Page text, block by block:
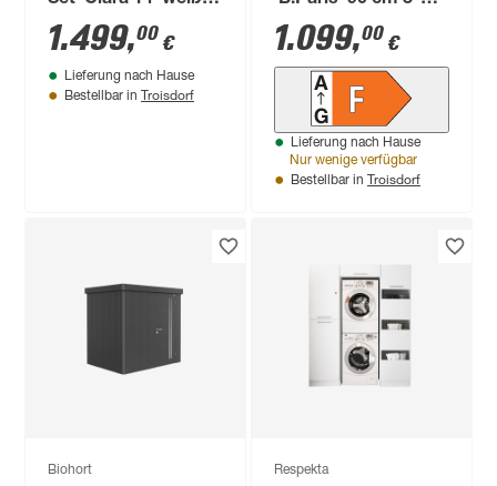
matt 234,8 x 200 x
67,6 cm
1.499,00 €
Lieferung nach Hause
Bestellbar in Troisdorf
teilig
shwarz/eichefarben
mit Spiegel
1.099,00 €
Lieferung nach Hause
Nur wenige verfügbar
Bestellbar in Troisdorf
Biohort Respekta